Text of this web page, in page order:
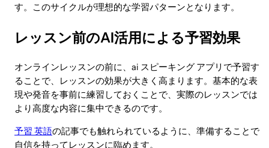
す。このサイクルが理想的な学習パターンとなります。
レッスン前のAI活用による予習効果
オンラインレッスンの前に、ai スピーキング アプリで予習す
ることで、レッスンの効果が大きく高まります。基本的な表
現や発音を事前に練習しておくことで、実際のレッスンでは
より高度な内容に集中できるのです。
予習 英語の記事でも触れられているように、準備することで
自信を持ってレッスンに臨めます。